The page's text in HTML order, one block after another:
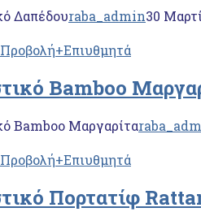
Δαπέδουraba_admin30
+Επιυθμητά
Bamboo
Bamboo Μαργαρίτα
+Επιυθμητά
Πορτατίφ